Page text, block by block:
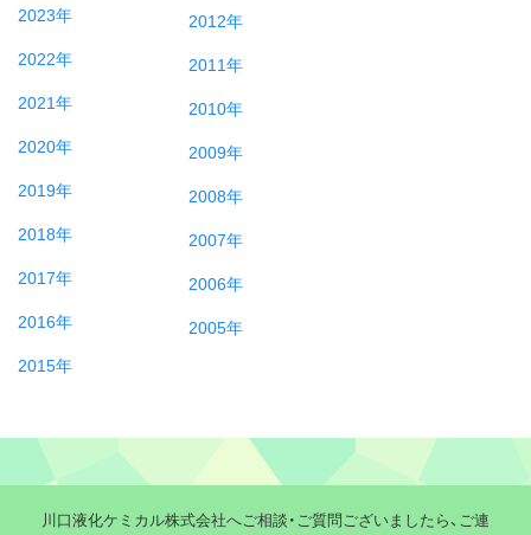
2023年
2022年
2021年
2020年
2019年
2018年
2017年
2016年
2015年
2012年
2011年
2010年
2009年
2008年
2007年
2006年
2005年
川口液化ケミカル株式会社へご相談・ご質問ございましたら、ご連